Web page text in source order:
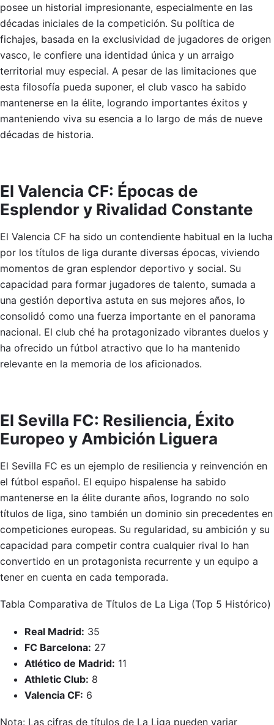
posee un historial impresionante, especialmente en las
décadas iniciales de la competición. Su política de
fichajes, basada en la exclusividad de jugadores de origen
vasco, le confiere una identidad única y un arraigo
territorial muy especial. A pesar de las limitaciones que
esta filosofía pueda suponer, el club vasco ha sabido
mantenerse en la élite, logrando importantes éxitos y
manteniendo viva su esencia a lo largo de más de nueve
décadas de historia.
El Valencia CF: Épocas de
Esplendor y Rivalidad Constante
El Valencia CF ha sido un contendiente habitual en la lucha
por los títulos de liga durante diversas épocas, viviendo
momentos de gran esplendor deportivo y social. Su
capacidad para formar jugadores de talento, sumada a
una gestión deportiva astuta en sus mejores años, lo
consolidó como una fuerza importante en el panorama
nacional. El club ché ha protagonizado vibrantes duelos y
ha ofrecido un fútbol atractivo que lo ha mantenido
relevante en la memoria de los aficionados.
El Sevilla FC: Resiliencia, Éxito
Europeo y Ambición Liguera
El Sevilla FC es un ejemplo de resiliencia y reinvención en
el fútbol español. El equipo hispalense ha sabido
mantenerse en la élite durante años, logrando no solo
títulos de liga, sino también un dominio sin precedentes en
competiciones europeas. Su regularidad, su ambición y su
capacidad para competir contra cualquier rival lo han
convertido en un protagonista recurrente y un equipo a
tener en cuenta en cada temporada.
Tabla Comparativa de Títulos de La Liga (Top 5 Histórico)
Real Madrid: 35
FC Barcelona: 27
Atlético de Madrid: 11
Athletic Club: 8
Valencia CF: 6
Nota: Las cifras de títulos de La Liga pueden variar